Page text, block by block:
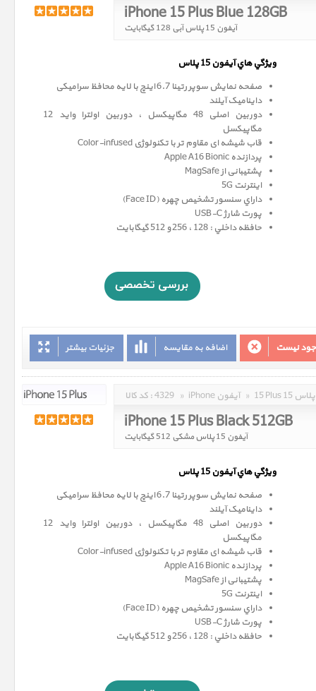
iPhone 15 Plus Blue 128GB
آیفون 15 پلاس آبی 128 گیگابایت
ويژگي هاي آيفون 15 پلاس
صفحه نمايش سوپر رتينا 6.7 اينچ با لایه محافظ سرامیکی
داینامیک آیلند
دوربین اصلی 48 مگاپیکسل ، دوربین اولترا واید 12
مگاپيکسل
قاب شیشه ای مقاوم تر با تکنولوژی Color-infused
پردازنده Apple A16 Bionic
پشتیبانی از MagSafe
اینترنت 5G
داراي سنسور تشخيص چهره (Face ID)
پورت شارژ USB-C
حافظه داخلي : 128 ، 256 و 512 گيگابايت
جزئیات بیشتر اضافه به مقایسه نیست
کد کالا : 4329 » iPhone آیفون » 15 Plus 15 پلاس
iPhone 15 Plus Black 512GB
آیفون 15 پلاس مشکی 512 گیگابایت
ويژگي هاي آيفون 15 پلاس
صفحه نمايش سوپر رتينا 6.7 اينچ با لایه محافظ سرامیکی
داینامیک آیلند
دوربین اصلی 48 مگاپیکسل ، دوربین اولترا واید 12
مگاپيکسل
قاب شیشه ای مقاوم تر با تکنولوژی Color-infused
پردازنده Apple A16 Bionic
پشتیبانی از MagSafe
اینترنت 5G
داراي سنسور تشخيص چهره (Face ID)
پورت شارژ USB-C
حافظه داخلي : 128 ، 256 و 512 گيگابايت